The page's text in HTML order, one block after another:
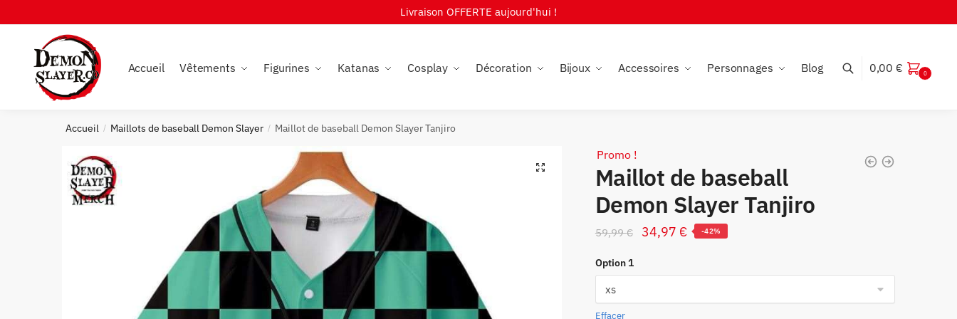
to
navigation
to
Livraison OFFERTE aujourd'hui !
Accueil Vêtements Figurines Katanas Cosplay Décoration Bijoux Accessoires Personnages Blog 0,00 € 0
Accueil / Maillots de baseball Demon Slayer / Maillot de baseball Demon Slayer Tanjiro
🔍
Promo !
Maillot de baseball
Demon Slayer Tanjiro
59,99€
Le
initial
34,97 €Le
actuel
-42%
Option 1
Effacer